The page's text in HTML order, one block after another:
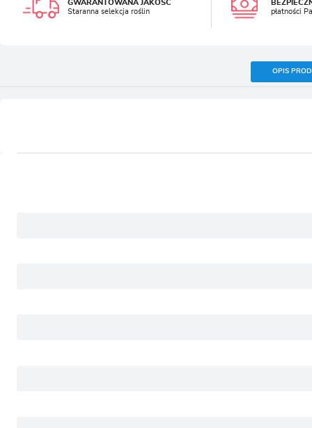
GWARANTOWANA JAKOŚĆ
Staranna selekcja roślin
płatności
OPIS